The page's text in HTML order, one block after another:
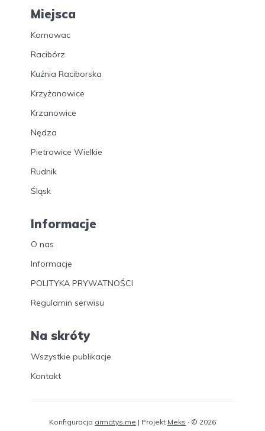
Miejsca
Kornowac
Racibórz
Kuźnia Raciborska
Krzyżanowice
Krzanowice
Nędza
Pietrowice Wielkie
Rudnik
Śląsk
Informacje
O nas
Informacje
POLITYKA PRYWATNOŚCI
Regulamin serwisu
Na skróty
Wszystkie publikacje
Kontakt
Konfiguracja armatys.me | Projekt Meks · © 2026